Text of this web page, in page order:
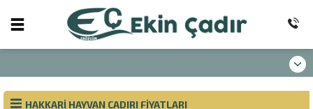
HAKKARI HAYVAN ÇADIRI FIYATLARI